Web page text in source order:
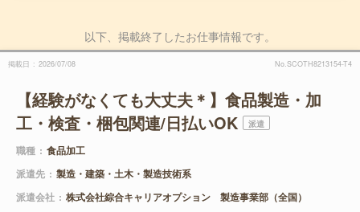
以下、掲載終了したお仕事情報です。
掲載日 2026/07/08 No.SCOTH8213154-T4
【経験がなくても大丈夫＊】食品製造・加
工・検査・梱包関連/日払いOK
派遣
職種
食品加工
派遣先
製造・建築・土木・製造技術系
派遣会社
株式会社綜合キャリアオプション 製造事業部（全国）